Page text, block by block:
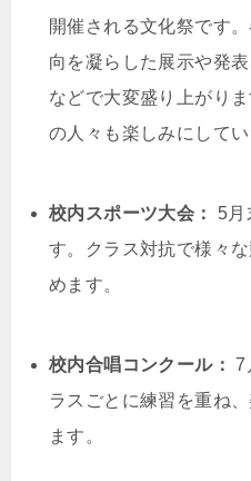
開催される文化祭です
向を凝らした展示や発
などで大変盛り上がり
の人々も楽しみにして
校内スポーツ大会：
5月
す。クラス対抗で様々
めます。
校内合唱コンクール： 7
ラスごとに練習を重ね
ます。